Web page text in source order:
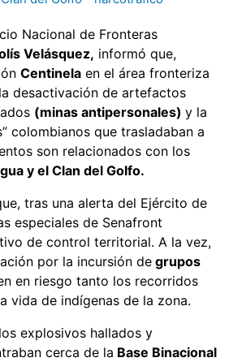
Nacional de Fronteras
Velásquez, informó que,
Centinela en el área fronteriza
desactivación de artefactos
(minas antipersonales) y la
colombianos que trasladaban a
son relacionados con los
y el Clan del Golfo.
tras una alerta del Ejército de
especiales de Senafront
de control territorial. A la vez,
por la incursión de grupos
en riesgo tanto los recorridos
vida de indígenas de la zona.
explosivos hallados y
cerca de la Base Binacional